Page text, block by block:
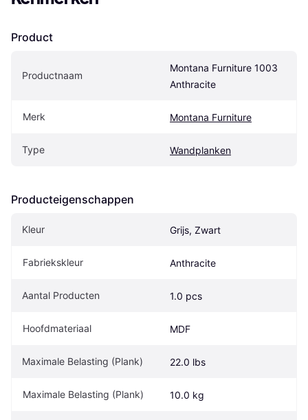
Product
Productnaam
Montana Furniture 1003
Anthracite
Merk Montana Furniture
Type Wandplanken
Producteigenschappen
Kleur Grijs, Zwart
Fabriekskleur Anthracite
Aantal Producten 1.0 pcs
Hoofdmateriaal MDF
Maximale Belasting (Plank) 22.0 lbs
Maximale Belasting (Plank) 10.0 kg